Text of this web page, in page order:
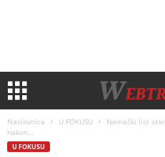
Naslovnica U FOKUSU
Nemački list
nakon...
U FOKUSU